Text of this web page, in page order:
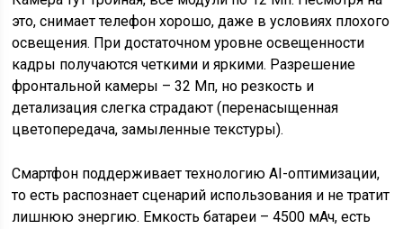
это, снимает телефон хорошо, даже в условиях плохого
освещения. При достаточном уровне освещенности
кадры получаются четкими и яркими. Разрешение
фронтальной камеры – 32 Мп, но резкость и
детализация слегка страдают (перенасыщенная
цветопередача, замыленные текстуры).
Смартфон поддерживает технологию AI-оптимизации,
то есть распознает сценарий использования и не тратит
лишнюю энергию. Емкость батареи – 4500 мАч, есть